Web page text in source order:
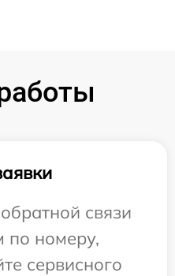
связи
по номеру,
сервисного